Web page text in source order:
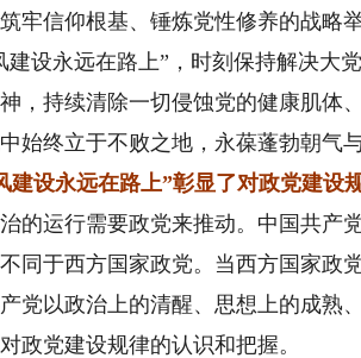
牢信仰根基、锤炼党性修养的战略
建设永远在路上”，时刻保持解决大
，持续清除一切侵蚀党的健康肌体
始终立于不败之地，永葆蓬勃朝气
设永远在路上”彰显了对政党建设
运行需要政党来推动。中国共产
同于西方国家政党。当西方国家政
党以政治上的清醒、思想上的成熟
政党建设规律的认识和把握。